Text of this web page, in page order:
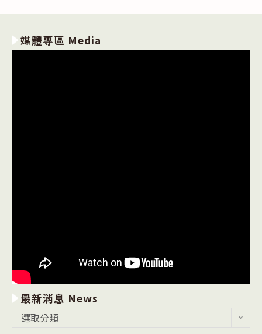
媒體專區 Media
最新消息 News
選取分類